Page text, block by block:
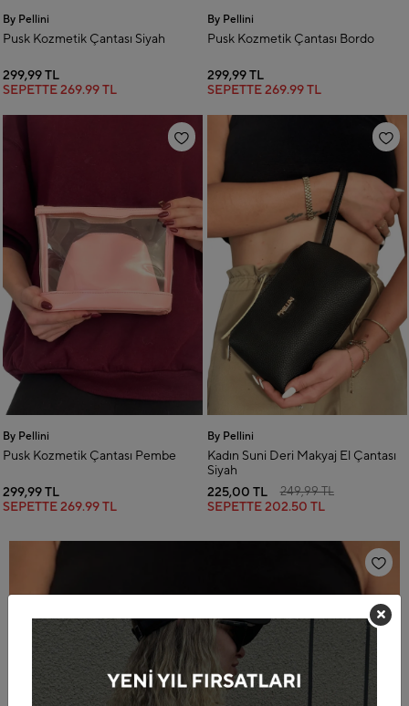
By Pellini
Pusk Kozmetik Çantası Siyah
299,99 TL
SEPETTE269.99 TL
By Pellini
Pusk Kozmetik Çantası Bordo
299,99 TL
SEPETTE269.99 TL
By Pellini
Pusk Kozmetik Çantası Pembe
299,99 TL
SEPETTE269.99 TL
By Pellini
Kadın Suni Deri Makyaj El Çantası
Siyah
225,00 TL
249,99 TL
SEPETTE202.50 TL